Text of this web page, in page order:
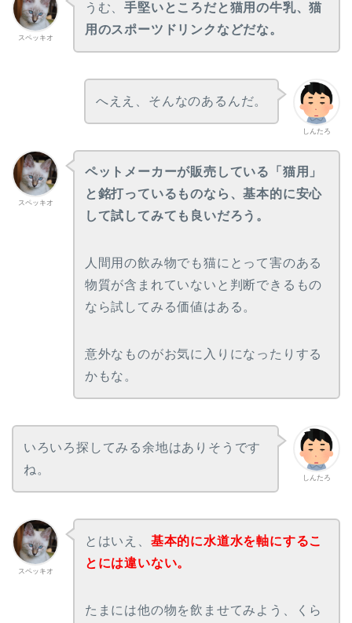
スペッキオ
うむ、手堅いところだと猫用の牛乳、猫
用のスポーツドリンクなどだな。
しんたろ
へええ、そんなのあるんだ。
スペッキオ
ペットメーカーが販売している「猫用」
と銘打っているものなら、基本的に安心
して試してみても良いだろう。
人間用の飲み物でも猫にとって害のある
物質が含まれていないと判断できるもの
なら試してみる価値はある。
意外なものがお気に入りになったりする
かもな。
しんたろ
いろいろ探してみる余地はありそうです
ね。
スペッキオ
とはいえ、 基本的に水道水を軸にするこ
とには違いない。
たまには他の物を飲ませてみよう、くら